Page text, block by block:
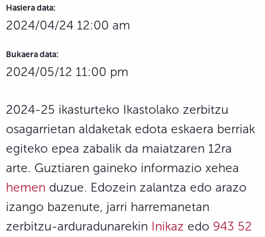
Hasiera data:
2024/04/24 12:00 am
Bukaera data:
2024/05/12 11:00 pm
2024-25 ikasturteko Ikastolako zerbitzu
osagarrietan aldaketak edota eskaera berriak
egiteko epea zabalik da maiatzaren 12ra
arte. Guztiaren gaineko informazio xehea
hemen duzue. Edozein zalantza edo arazo
izango bazenute, jarri harremanetan
zerbitzu-arduradunarekin Inikaz edo 943 52